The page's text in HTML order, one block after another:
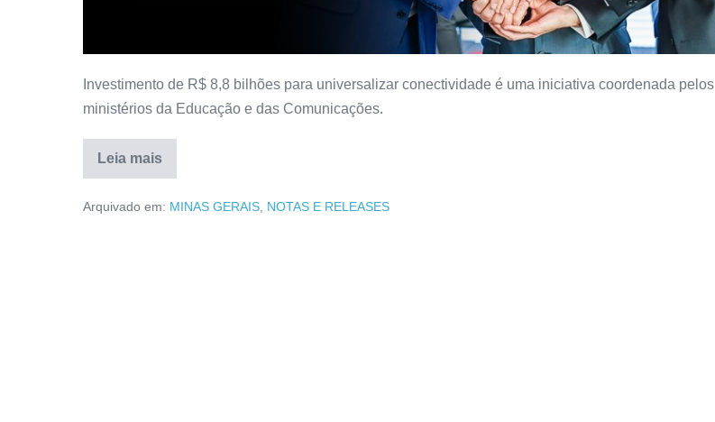
Investimento de R$ 8,8 bilhões para universalizar conectividade é uma iniciativa coordenada pelos
ministérios da Educação e das Comunicações.
Leia mais
Arquivado em: MINAS GERAIS NOTAS E RELEASES